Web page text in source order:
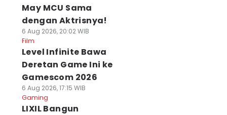
May MCU Sama
dengan Aktrisnya!
6 Aug 2026, 20:02 WIB
Film
Level Infinite Bawa
Deretan Game Ini ke
Gamescom 2026
6 Aug 2026, 17:15 WIB
Gaming
LIXIL Bangun